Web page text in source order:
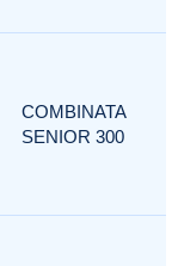
COMBINATA
SENIOR 300